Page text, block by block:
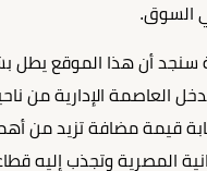
السوق.
سنجد أن هذا الموقع يطل
العاصمة الإدارية من
قيمة مضافة تزيد من
المصرية وتجذب إليه